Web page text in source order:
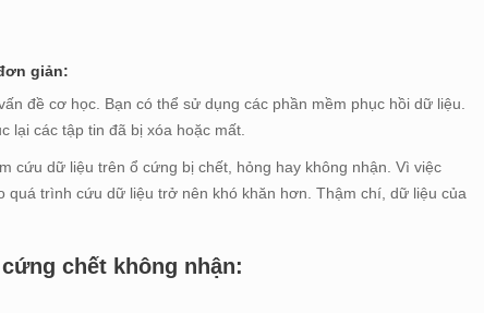
giản:
đề cơ học. Bạn có thể sử dụng các phần mềm phục hồi dữ liệu.
lại các tập tin đã bị xóa hoặc mất.
cứu dữ liệu trên ổ cứng bị chết, hỏng hay không nhận. Vì việc
quá trình cứu dữ liệu trở nên khó khăn hơn. Thậm chí, dữ liệu của
chết không nhận: